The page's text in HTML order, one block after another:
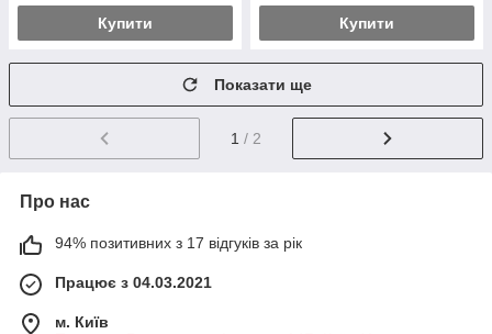
Купити Купити
Показати ще
1 / 2
Про нас
94% позитивних з 17 відгуків за рік
Працює з 04.03.2021
м. Київ